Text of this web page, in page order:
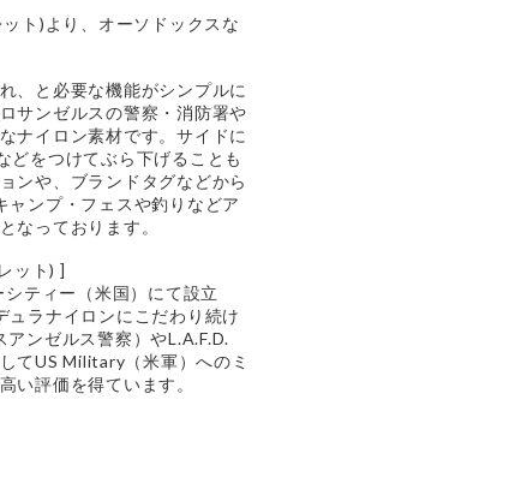
ト)より、オーソドックスな
、と必要な機能がシンプルに
サンゼルスの警察・消防署や
ナイロン素材です。サイドに
どをつけてぶら下げることも
ンや、ブランドタグなどから
ンプ・フェスや釣りなどア
なっております。
ット) ]
ティー（米国）にて設立
ラナイロンにこだわり続け
ンゼルス警察）やL.A.F.D.
てUS Military（米軍）へのミ
い評価を得ています。